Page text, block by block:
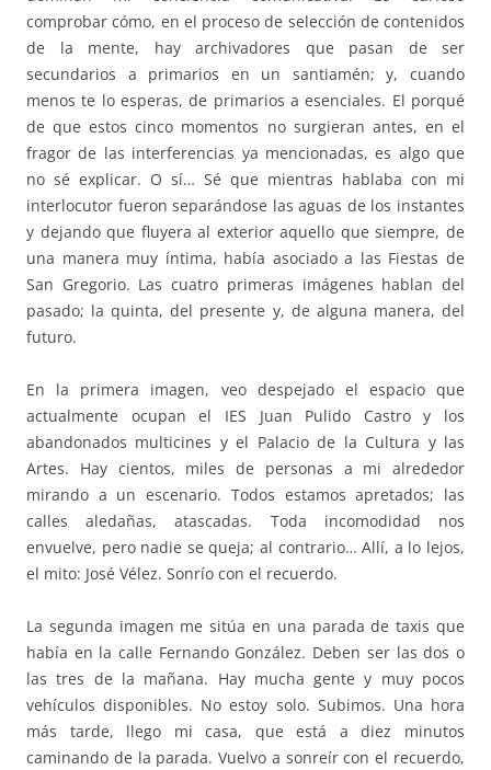
comprobar cómo, en el proceso de selección de contenidos
de la mente, hay archivadores que pasan de ser
secundarios a primarios en un santiamén; y, cuando
menos te lo esperas, de primarios a esenciales. El porqué
de que estos cinco momentos no surgieran antes, en el
fragor de las interferencias ya mencionadas, es algo que
no sé explicar. O sí… Sé que mientras hablaba con mi
interlocutor fueron separándose las aguas de los instantes
y dejando que fluyera al exterior aquello que siempre, de
una manera muy íntima, había asociado a las Fiestas de
San Gregorio. Las cuatro primeras imágenes hablan del
pasado; la quinta, del presente y, de alguna manera, del
futuro.
En la primera imagen, veo despejado el espacio que
actualmente ocupan el IES Juan Pulido Castro y los
abandonados multicines y el Palacio de la Cultura y las
Artes. Hay cientos, miles de personas a mi alrededor
mirando a un escenario. Todos estamos apretados; las
calles aledañas, atascadas. Toda incomodidad nos
envuelve, pero nadie se queja; al contrario… Allí, a lo lejos,
el mito: José Vélez. Sonrío con el recuerdo.
La segunda imagen me sitúa en una parada de taxis que
había en la calle Fernando González. Deben ser las dos o
las tres de la mañana. Hay mucha gente y muy pocos
vehículos disponibles. No estoy solo. Subimos. Una hora
más tarde, llego mi casa, que está a diez minutos
caminando de la parada. Vuelvo a sonreír con el recuerdo,